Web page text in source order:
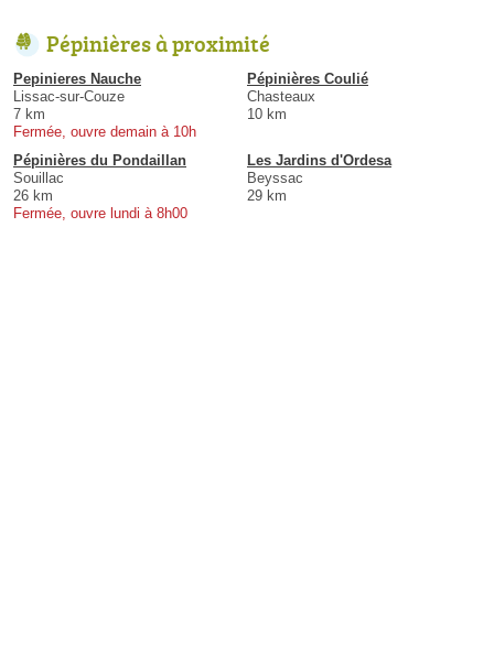
Pépinières à proximité
Pepinieres Nauche
Lissac-sur-Couze
7 km
Fermée, ouvre demain à 10h
Pépinières Coulié
Chasteaux
10 km
Pépinières du Pondaillan
Souillac
26 km
Fermée, ouvre lundi à 8h00
Les Jardins d'Ordesa
Beyssac
29 km